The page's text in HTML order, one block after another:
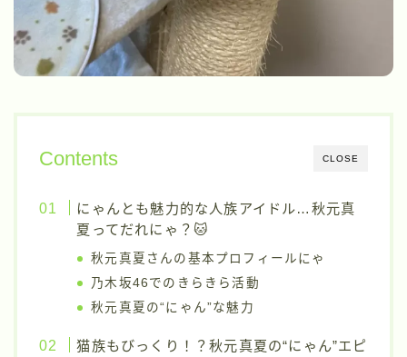
CLOSE
Contents
にゃんとも魅力的な人族アイドル…秋元真
夏ってだれにゃ？🐱
秋元真夏さんの基本プロフィールにゃ
乃木坂46でのきらきら活動
秋元真夏の“にゃん”な魅力
猫族もびっくり！？秋元真夏の“にゃん”エピ